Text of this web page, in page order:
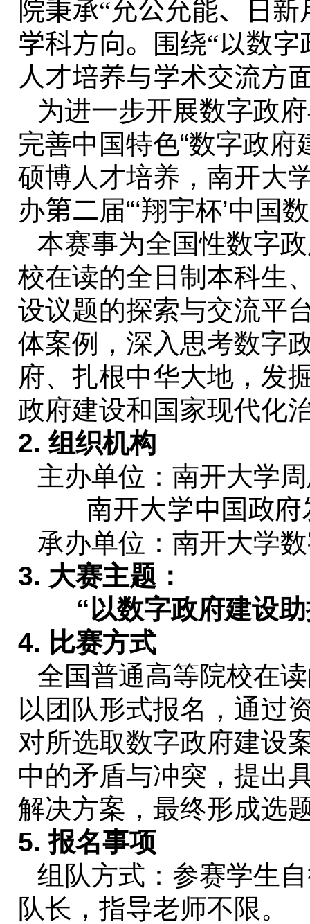
院秉承“允公允能、日
学科方向。围绕“以数
人才培养与学术交流方
为进一步开展数字政
完善中国特色“数字政
硕博人才培养，南开大
办第二届“‘翔宇杯’中国
本赛事为全国性数字
校在读的全日制本科生
设议题的探索与交流平
体案例，深入思考数字
府、扎根中华大地，发
政府建设和国家现代化
2. 组织机构
主办单位：南开大学
南开大学中国政
承办单位：南开大学
3. 大赛主题：
“以数字政府建设
4. 比赛方式
全国普通高等院校在
以团队形式报名，通过
对所选取数字政府建设
中的矛盾与冲突，提出
解决方案，最终形成选
5.报名事项
组队方式：参赛学生
队长，指导老师不限。